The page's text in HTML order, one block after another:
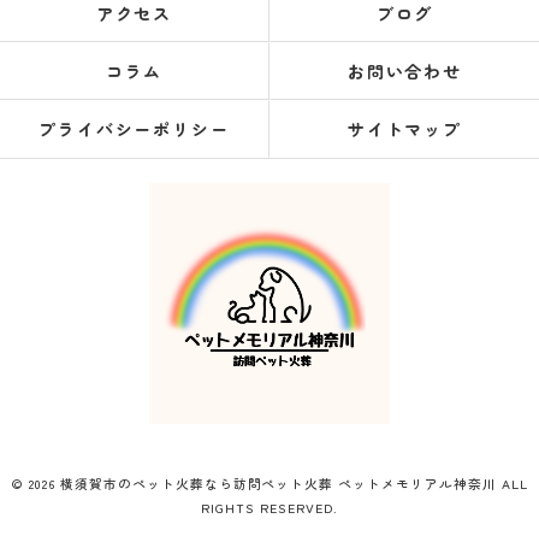
アクセス ブログ
コラム お問い合わせ
プライバシーポリシー サイトマップ
© 2026 横須賀市のペット火葬なら訪問ペット火葬 ペットメモリアル神奈川 ALL
RIGHTS RESERVED.